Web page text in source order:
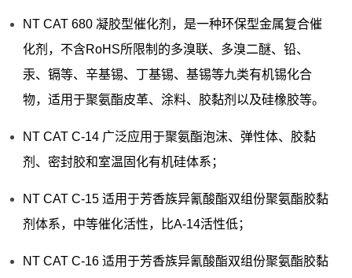
NT CAT 680 凝胶型催化剂，是一种环保型金属复合催
化剂，不含RoHS所限制的多溴联、多溴二醚、铅、
汞、镉等、辛基锡、丁基锡、基锡等九类有机锡化合
物，适用于聚氨酯皮革、涂料、胶黏剂以及硅橡胶等。
NT CAT C-14 广泛应用于聚氨酯泡沫、弹性体、胶黏
剂、密封胶和室温固化有机硅体系；
NT CAT C-15 适用于芳香族异氰酸酯双组份聚氨酯胶黏
剂体系，中等催化活性，比A-14活性低；
NT CAT C-16 适用于芳香族异氰酸酯双组份聚氨酯胶黏